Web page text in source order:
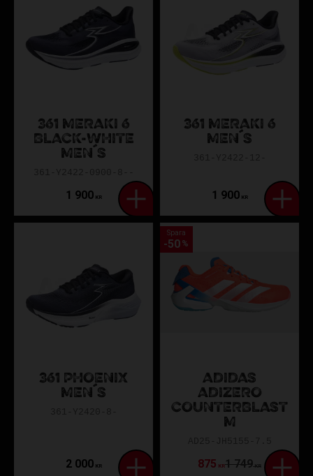
361 MERAKI 6
BLACK-WHITE
MEN´S
1 900KR
361 MERAKI 6
MEN´S
1 900KR
361 PHOENIX
MEN´S
2 000KR
ADIDAS
ADIZERO
COUNTERBLAST
M
875 KR1 749KR
Spara
50 %